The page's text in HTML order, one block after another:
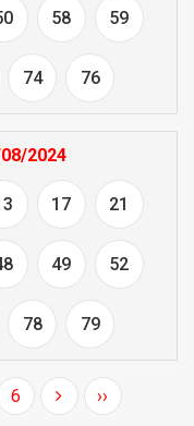
58 59
74 76
2024
17 21
49 52
78 79
6 ››